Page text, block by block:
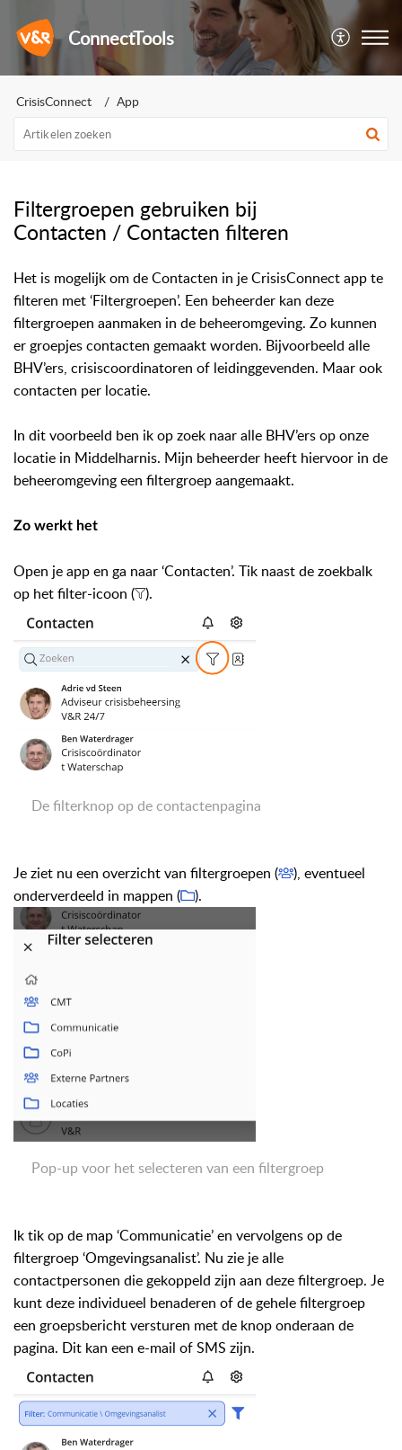
ConnectTools
CrisisConnect App
Filtergroepen gebruiken bij
Contacten / Contacten filteren
Het is mogelijk om de Contacten in je CrisisConnect app te
filteren met ‘Filtergroepen’. Een beheerder kan deze
filtergroepen aanmaken in de beheeromgeving. Zo kunnen
er groepjes contacten gemaakt worden. Bijvoorbeeld alle
BHV’ers, crisiscoordinatoren of leidinggevenden. Maar ook
contacten per locatie.
In dit voorbeeld ben ik op zoek naar alle BHV’ers op onze
locatie in Middelharnis. Mijn beheerder heeft hiervoor in de
beheeromgeving een filtergroep aangemaakt.
Zo werkt het
Open je app en ga naar ‘Contacten’. Tik naast de zoekbalk
op het filter-icoon ( ).
De filterknop op de contactenpagina
Je ziet nu een overzicht van filtergroepen (
), eventueel
onderverdeeld in mappen (
).
Pop-up voor het selecteren van een filtergroep
Ik tik op de map ‘Communicatie’ en vervolgens op de
filtergroep ‘Omgevingsanalist’. Nu zie je alle
contactpersonen die gekoppeld zijn aan deze filtergroep. Je
kunt deze individueel benaderen of de gehele filtergroep
een groepsbericht versturen met de knop onderaan de
pagina. Dit kan een e-mail of SMS zijn.